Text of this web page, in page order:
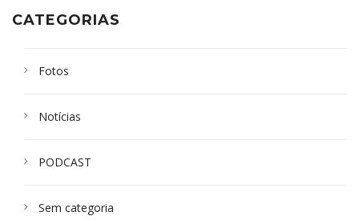
CATEGORIAS
Fotos
Notícias
PODCAST
Sem categoria